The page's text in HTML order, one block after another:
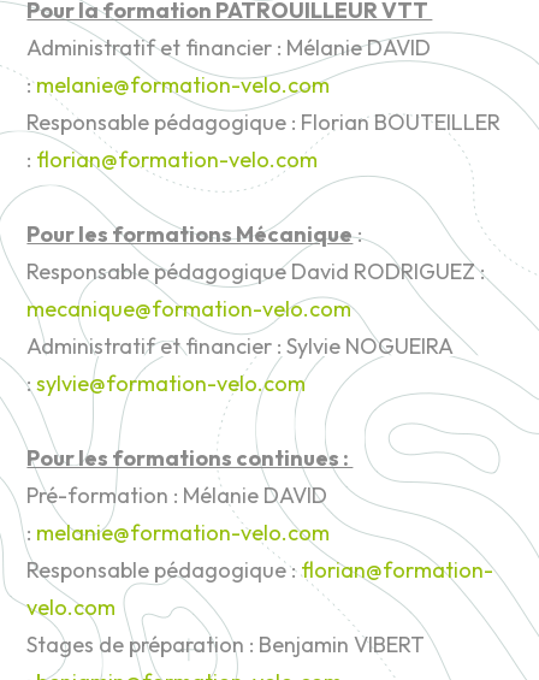
Pour la formation PATROUILLEUR VTT
Administratif et financier : Mélanie DAVID
:melanie@formation-velo.com
Responsable pédagogique : Florian BOUTEILLER
: florian@formation-velo.com
Pour les formations Mécanique:
Responsable pédagogique David RODRIGUEZ :
mecanique@formation-velo.com
Administratif et financier : Sylvie NOGUEIRA
:sylvie@formation-velo.com
Pour les formations continues :
Pré-formation : Mélanie DAVID
: melanie@formation-velo.com
Responsable pédagogique :florian@formation-
velo.com
Stages de préparation : Benjamin VIBERT